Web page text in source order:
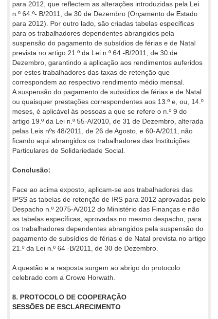
para 2012, que reflectem as alterações introduzidas pela Lei
n.º 64.º- B/2011, de 30 de Dezembro (Orçamento de Estado
para 2012). Por outro lado, são criadas tabelas específicas
para os trabalhadores dependentes abrangidos pela
suspensão do pagamento de subsídios de férias e de Natal
prevista no artigo 21.º da Lei n.º 64 -B/2011, de 30 de
Dezembro, garantindo a aplicação aos rendimentos auferidos
por estes trabalhadores das taxas de retenção que
correspondem ao respectivo rendimento médio mensal.
A suspensão do pagamento de subsídios de férias e de Natal
ou quaisquer prestações correspondentes aos 13.º e, ou, 14.º
meses, é aplicável às pessoas a que se refere o n.º 9 do
artigo 19.º da Lei n.º 55-A/2010, de 31 de Dezembro, alterada
pelas Leis nºs 48/2011, de 26 de Agosto, e 60-A/2011, não
ficando aqui abrangidos os trabalhadores das Instituições
Particulares de Solidariedade Social.
Conclusão:
Face ao acima exposto, aplicam-se aos trabalhadores das
IPSS as tabelas de retenção de IRS para 2012 aprovadas pelo
Despacho n.º 2075-A/2012 do Ministério das Finanças e não
as tabelas específicas, aprovadas no mesmo despacho, para
os trabalhadores dependentes abrangidos pela suspensão do
pagamento de subsídios de férias e de Natal prevista no artigo
21.º da Lei n.º 64 -B/2011, de 30 de Dezembro.
A questão e a resposta surgem ao abrigo do protocolo
celebrado com a Crowe Horwath.
8. PROTOCOLO DE COOPERAÇÃO
SESSÕES DE ESCLARECIMENTO